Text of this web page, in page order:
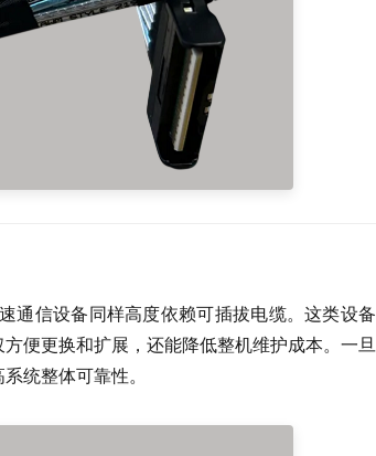
通信设备同样高度依赖可插拔电缆。这类设备
便更换和扩展，还能降低整机维护成本。一旦
统整体可靠性。